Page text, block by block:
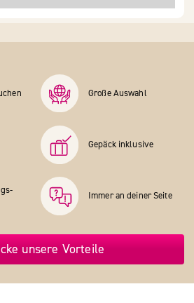
Große Auswahl
Gepäck inklusive
Immer an deiner Seite
unsere Vorteile